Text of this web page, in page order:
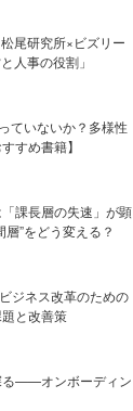
尾研究所×ビズリー
人事の役割」
ていないか？多様性
すめ書籍】
課長層の失速」が顕
”をどう変える？
ジネス改革のための
と改善策
る——オンボーディン